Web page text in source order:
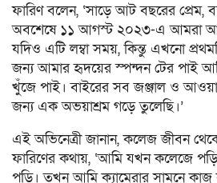
ফারিণ বলেন, ‘সাড়ে আট বছরের প্রেম,
অবশেষে ১১ আগস্ট ২০২৩-এ আমরা
যদিও এটি লম্বা সময়, কিন্তু এখনো
জন্য আমার হৃদয়ের স্পন্দন টের পাই
খুঁজে পাই। বাইরের সব জঞ্জাল ও
জন্য এক অভয়াশ্রম গড়ে তুলেছি।’
এই অভিনেত্রী জানান, কলেজ জীবন
ফারিণের কথায়, ‘আমি যখন কলেজে
পড়ি। তখন আমি ক্যামেরার সামনে